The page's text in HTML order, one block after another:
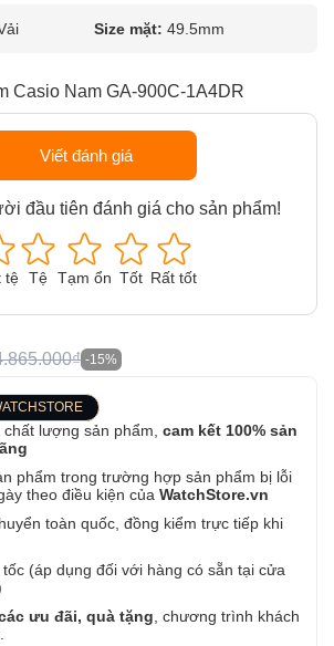
Size mặt: 49.5mm
Casio Nam GA-900C-1A4DR
Viết đánh giá
đầu tiên đánh giá cho sản phẩm!
tệ Tệ Tạm ổn Tốt Rất tốt
-15%
lượng sản phẩm, cam kết 100% sản
phẩm trong trường hợp sản phẩm bị lỗi
theo điều kiện của WatchStore.vn
toàn quốc, đồng kiểm trực tiếp khi
(áp dụng đối với hàng có sẵn tại cửa
ưu đãi, quà tặng , chương trình khách